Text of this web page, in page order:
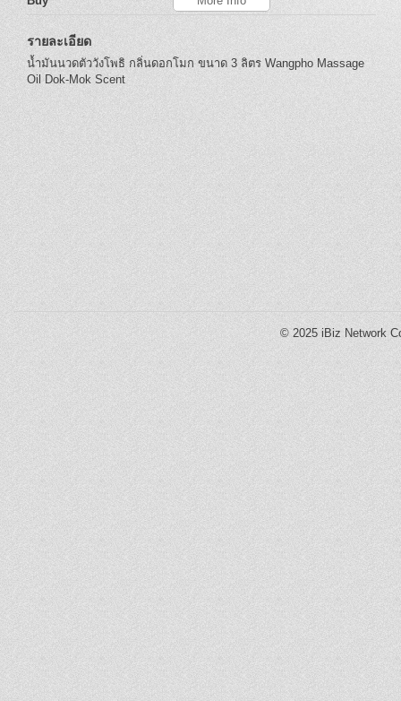
รายละเอียด
น้ำมันนวดตัววังโพธิ กลิ่นดอกโมก ขนาด 3 ลิตร Wangpho Massage
Oil Dok-Mok Scent
© 2025 iBiz Network